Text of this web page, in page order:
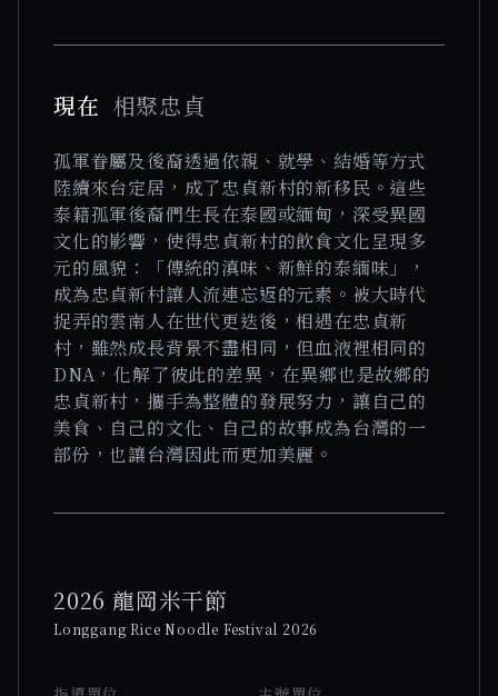
現在 相聚忠貞
孤軍眷屬及後裔透過依親、就學、結婚等方式
陸續來台定居，成了忠貞新村的新移民。這些
泰籍孤軍後裔們生長在泰國或緬甸，深受異國
文化的影響，使得忠貞新村的飲食文化呈現多
元的風貌：「傳統的滇味、新鮮的泰緬味」，
成為忠貞新村讓人流連忘返的元素。被大時代
捉弄的雲南人在世代更迭後，相遇在忠貞新
村，雖然成長背景不盡相同，但血液裡相同的
DNA，化解了彼此的差異，在異鄉也是故鄉的
忠貞新村，攜手為整體的發展努力，讓自己的
美食、自己的文化、自己的故事成為台灣的一
部份，也讓台灣因此而更加美麗。
2026 龍岡米干節
Longgang Rice Noodle Festival 2026